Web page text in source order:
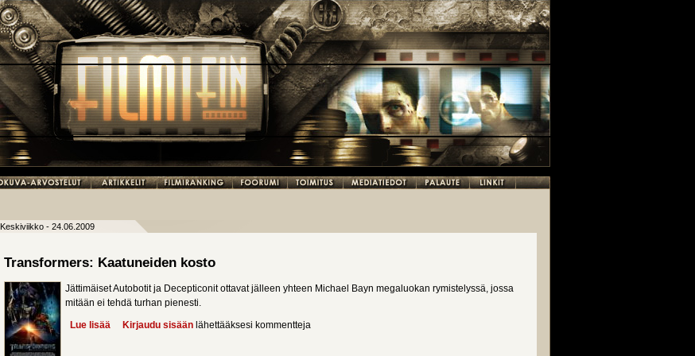
Keskiviikko - 24.06.2009
Transformers: Kaatuneiden kosto
Jättimäiset Autobotit ja Decepticonit ottavat jälleen yhteen Michael Bayn megaluokan rymistelyssä, jossa
mitään ei tehdä turhan pienesti.
Lue lisää about Transformers: Kaatuneiden kosto
Kirjaudu sisään lähettääksesi kommentteja